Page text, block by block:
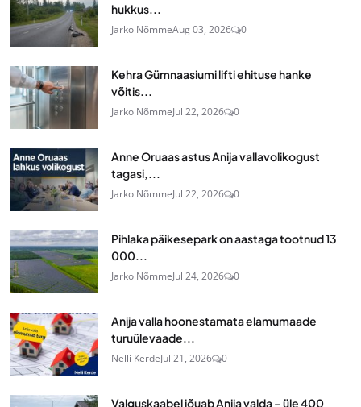
hukkus...
Jarko NõmmeAug 03, 2026 0
Kehra Gümnaasiumi lifti ehituse hanke
võitis...
Jarko NõmmeJul 22, 2026 0
Anne Oruaas astus Anija vallavolikogust
tagasi,...
Jarko NõmmeJul 22, 2026 0
Pihlaka päikesepark on aastaga tootnud 13
000...
Jarko NõmmeJul 24, 2026 0
Anija valla hoonestamata elamumaade
turuülevaade...
Nelli KerdeJul 21, 2026 0
Valguskaabel jõuab Anija valda – üle 400